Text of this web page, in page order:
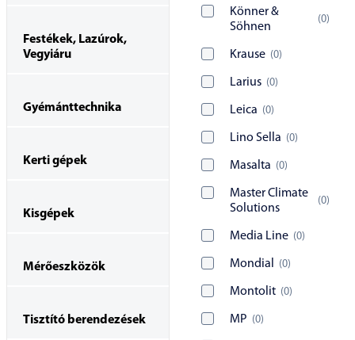
Könner &
Söhnen
(0)
Krause (0)
Larius (0)
Leica (0)
Lino Sella (0)
Masalta (0)
Master Climate
Solutions
(0)
Media Line (0)
Mondial (0)
Montolit (0)
MP (0)
Festékek, Lazúrok,
Vegyiáru
Gyémánttechnika
Kerti gépek
Kisgépek
Mérőeszközök
Tisztító berendezések